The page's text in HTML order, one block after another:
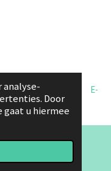
Door
gaat u hiermee
voorwaarden
E-
+31 655972075